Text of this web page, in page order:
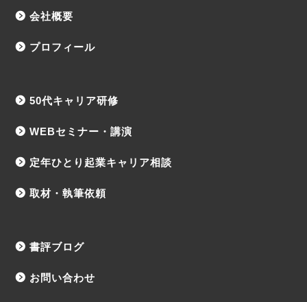
会社概要
プロフィール
50代キャリア研修
WEBセミナー・講演
定年ひとり起業キャリア相談
取材・執筆依頼
書評ブログ
お問い合わせ